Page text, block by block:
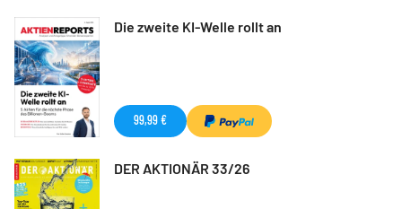
Die zweite KI-Welle rollt an
99,99 €
DER AKTIONÄR 33/26